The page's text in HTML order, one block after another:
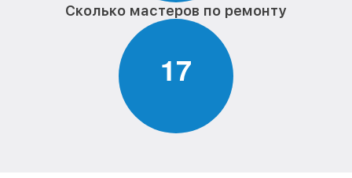
Сколько мастеров по ремонту
17